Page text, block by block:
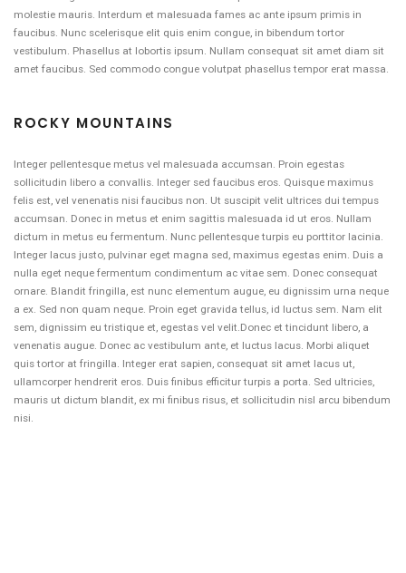
molestie mauris. Interdum et malesuada fames ac ante ipsum primis in
faucibus. Nunc scelerisque elit quis enim congue, in bibendum tortor
vestibulum. Phasellus at lobortis ipsum. Nullam consequat sit amet diam sit
amet faucibus. Sed commodo congue volutpat phasellus tempor erat massa.
ROCKY MOUNTAINS
Integer pellentesque metus vel malesuada accumsan. Proin egestas
sollicitudin libero a convallis. Integer sed faucibus eros. Quisque maximus
felis est, vel venenatis nisi faucibus non. Ut suscipit velit ultrices dui tempus
accumsan. Donec in metus et enim sagittis malesuada id ut eros. Nullam
dictum in metus eu fermentum. Nunc pellentesque turpis eu porttitor lacinia.
Integer lacus justo, pulvinar eget magna sed, maximus egestas enim. Duis a
nulla eget neque fermentum condimentum ac vitae sem. Donec consequat
ornare. Blandit fringilla, est nunc elementum augue, eu dignissim urna neque
a ex. Sed non quam neque. Proin eget gravida tellus, id luctus sem. Nam elit
sem, dignissim eu tristique et, egestas vel velit.Donec et tincidunt libero, a
venenatis augue. Donec ac vestibulum ante, et luctus lacus. Morbi aliquet
quis tortor at fringilla. Integer erat sapien, consequat sit amet lacus ut,
ullamcorper hendrerit eros. Duis finibus efficitur turpis a porta. Sed ultricies,
mauris ut dictum blandit, ex mi finibus risus, et sollicitudin nisl arcu bibendum
nisi.